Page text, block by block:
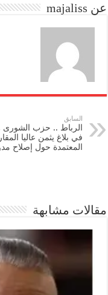
n
عن majaliss
السابق
الرباط .. حزب الشورى
في بلاغ يثمن عاليا
المعتمدة حول إصلاح
مقالات مشابهة